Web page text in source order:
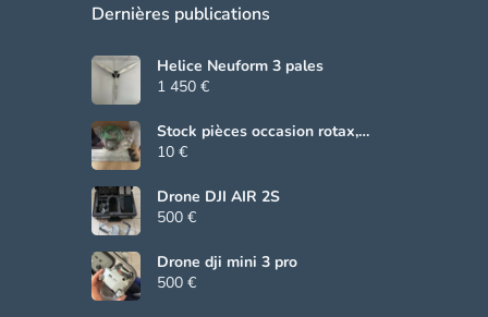
Dernières publications
Helice Neuform 3 pales
1 450 €
Stock pièces occasion rotax,
Beringer, grs
10 €
Drone DJI AIR 2S
500 €
Drone dji mini 3 pro
500 €